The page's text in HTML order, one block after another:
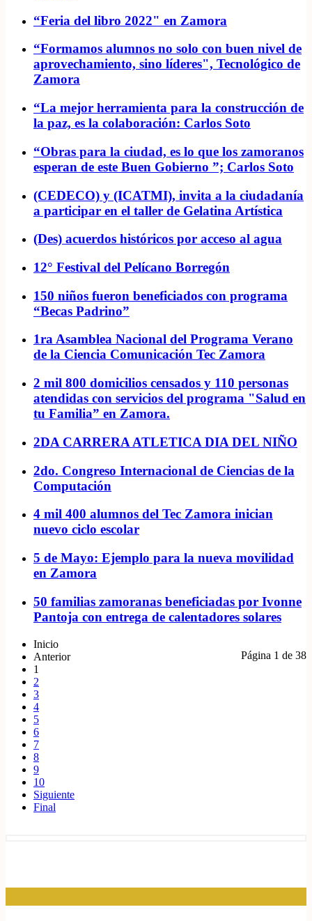
“Feria del libro 2022" en Zamora
“Formamos alumnos no solo con buen nivel de
aprovechamiento, sino líderes", Tecnológico de
Zamora
“La mejor herramienta para la construcción de
la paz, es la colaboración: Carlos Soto
“Obras para la ciudad, es lo que los zamoranos
esperan de este Buen Gobierno ”; Carlos Soto
(CEDECO) y (ICATMI), invita a la ciudadanía
a participar en el taller de Gelatina Artística
(Des) acuerdos históricos por acceso al agua
12° Festival del Pelícano Borregón
150 niños fueron beneficiados con programa
“Becas Padrino”
1ra Asamblea Nacional del Programa Verano
de la Ciencia Comunicación Tec Zamora
2 mil 800 domicilios censados y 110 personas
atendidas con servicios del programa "Salud en
tu Familia” en Zamora.
2DA CARRERA ATLETICA DIA DEL NIÑO
2do. Congreso Internacional de Ciencias de la
Computación
4 mil 400 alumnos del Tec Zamora inician
nuevo ciclo escolar
5 de Mayo: Ejemplo para la nueva movilidad
en Zamora
50 familias zamoranas beneficiadas por Ivonne
Pantoja con entrega de calentadores solares
Página 1 de 38
Inicio
Anterior
1
2
3
4
5
6
7
8
9
10
Siguiente
Final